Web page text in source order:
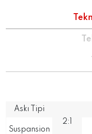
Askı Tipi
2:1
Suspansion